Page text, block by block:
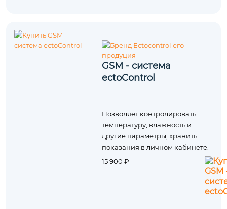
GSM - система
ectoControl
Позволяет контролировать
температуру, влажность и
другие параметры, хранить
показания в личном кабинете.
15 900 ₽